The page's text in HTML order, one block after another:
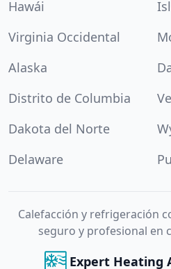
Hawái
Virginia Occidental
Alaska
Distrito de Columbia
Dakota del Norte
Delaware
Calefacción y refrigeración
seguro y profesional en
Expert Heating